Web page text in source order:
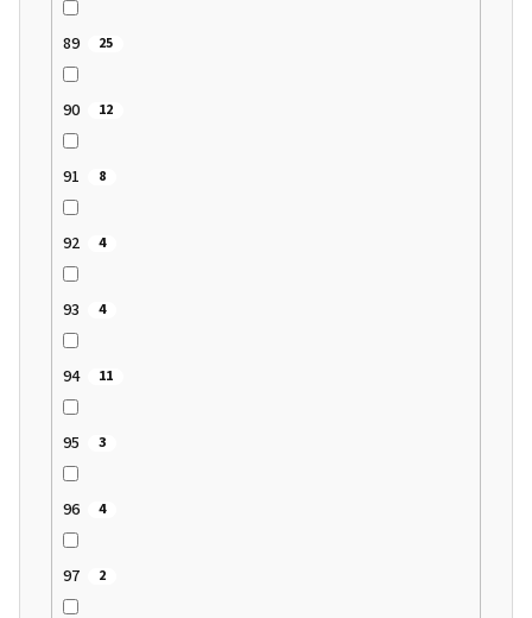
89 25
90 12
91 8
92 4
93 4
94 11
95 3
96 4
97 2